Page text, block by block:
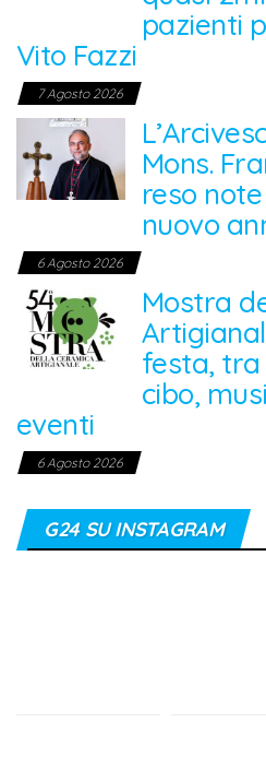
pazienti
Vito Fazzi
7 Agosto 2026
Mons.
reso
nuovo
6 Agosto 2026
Mostra
festa,
cibo,
eventi
6 Agosto 2026
G24 SU INSTAGRAM